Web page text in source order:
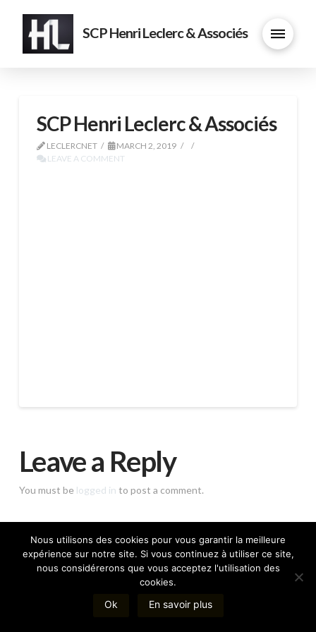
SCP Henri Leclerc & Associés
SCP Henri Leclerc & Associés
LECLERCNET
MARCH 2, 2019
LEAVE A COMMENT
Leave a Reply
You must be logged in to post a comment.
Directeur de publication : Henri Leclerc | Hébergement :
1&1 Internet SARL France
Nous utilisons des cookies pour vous garantir la meilleure
expérience sur notre site. Si vous continuez à utiliser ce site,
nous considérerons que vous acceptez l'utilisation des
cookies.
Ok En savoir plus